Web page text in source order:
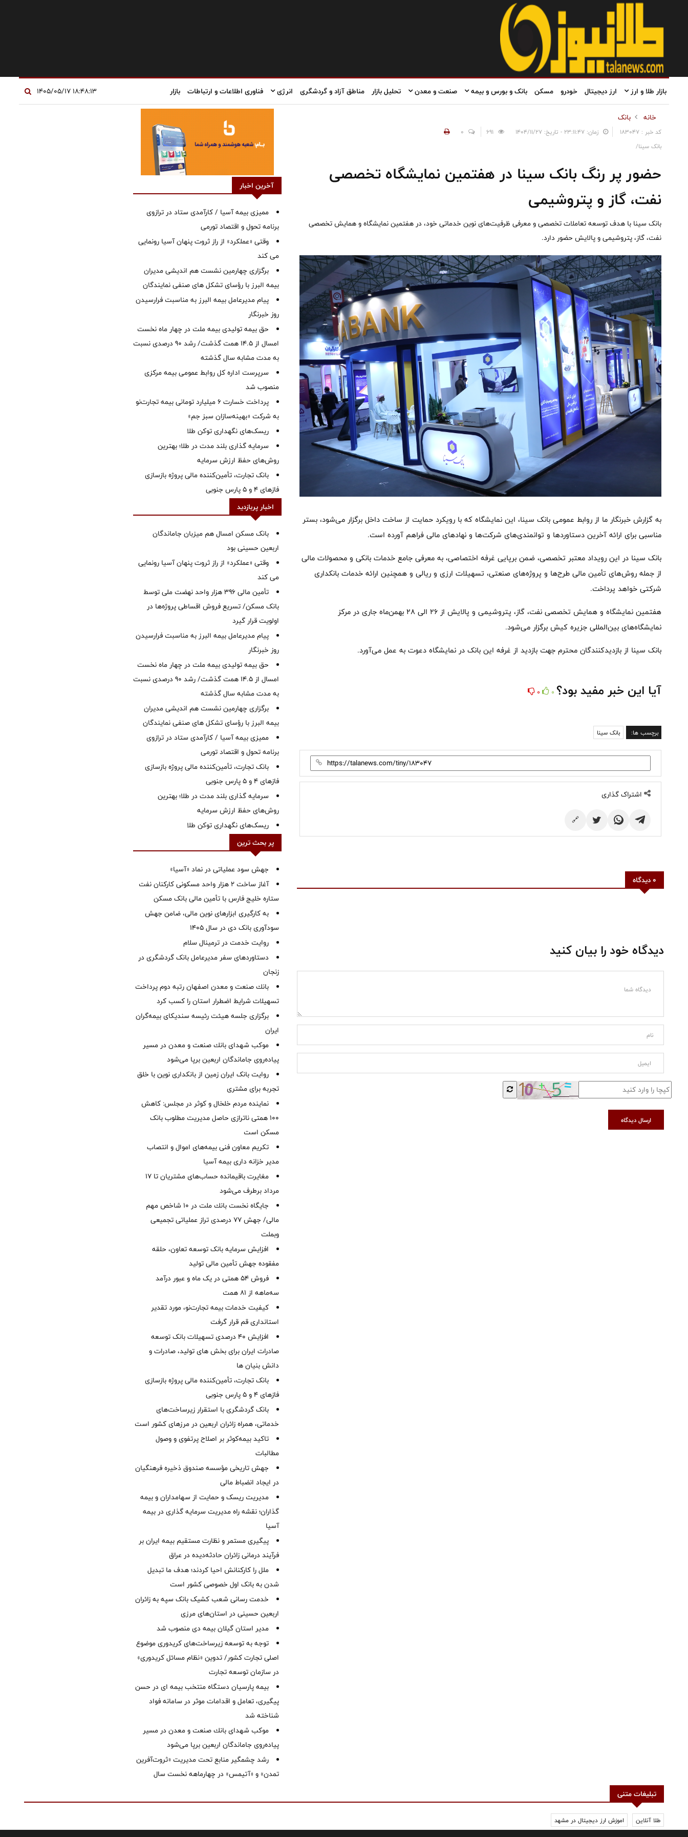
بازار طلا و ارز ارز دیجیتال خودرو مسکن بانک و بورس و بیمه صنعت و معدن تحلیل بازار مناطق آزاد و گردشگری انرژی فناوری اطلاعات و ارتباطات بازار
خانه بانک
کد خبر : 183047 زمان: ۲۳:۱۱:۴۷ - تاریخ: ۱۴۰۴/۱۱/۲۷
0
بانک سینا/
حضور پر رنگ بانک سینا در هفتمین نمایشگاه تخصصی
نفت، گاز و پتروشیمی
بانک سینا با هدف توسعه تعاملات تخصصی و معرفی ظرفیت‌های نوین خدماتی خود، در هفتمین نمایشگاه و همایش تخصصی
نفت، گاز، پتروشیمی و پالایش حضور دارد.
به گزارش خبرنگار ما از روابط عمومی بانک سینا، این نمایشگاه که با رویکرد حمایت از ساخت داخل برگزار می‌شود، بستر
مناسبی برای ارائه آخرین دستاوردها و توانمندی‌های شرکت‌ها و نهادهای مالی فراهم آورده است.
بانک سینا در این رویداد معتبر تخصصی، ضمن برپایی غرفه اختصاصی، به معرفی جامع خدمات بانکی و محصولات مالی
از جمله روش‌های تأمین مالی طرح‌ها و پروژه‌های صنعتی، تسهیلات ارزی و ریالی و همچنین ارائه خدمات بانکداری
شرکتی خواهد پرداخت.
هفتمین نمایشگاه و همایش تخصصی نفت، گاز، پتروشیمی و پالایش از ۲۶ الی ۲۸ بهمن‌ماه جاری در مرکز
نمایشگاه‌های بین‌المللی جزیره کیش برگزار می‌شود.
بانک سینا از بازدیدکنندگان محترم جهت بازدید از غرفه این بانک در نمایشگاه دعوت به عمل می‌آورد.
آیا این خبر مفید بود؟ 0
0
برچسب ها: بانک سینا
اشتراک گذاری
🔗
0 دیدگاه
دیدگاه خود را بیان کنید
ارسال دیدگاه
آخرین اخبار
ممیزی بیمه آسیا / کارآمدی ستاد در ترازوی
برنامه تحول و اقتصاد تورمی
وقتی «عملکرد» از راز ثروت پنهان آسیا رونمایی
می کند
برگزاری چهارمین نشست هم اندیشی مدیران
بیمه البرز با رؤسای تشکل های صنفی نمایندگان
پیام مدیرعامل بیمه البرز به مناسبت فرارسیدن
روز خبرنگار
حق بیمه تولیدی بیمه ملت در چهار ماه نخست
امسال از 14.5 همت گذشت/ رشد 90 درصدی نسبت
به مدت مشابه سال گذشته
سرپرست اداره كل روابط عمومی بیمه مركزی
منصوب شد
پرداخت خسارت ۶ میلیارد تومانی بیمه تجارت‌نو
به شرکت «بهینه‌سازان سبز جم»
ریسک‌های نگهداری توکن طلا
سرمایه گذاری بلند مدت در طلا؛ بهترین
روش‌های حفظ ارزش سرمایه
بانک تجارت، تأمین‌کننده مالی پروژه بازسازی
فازهای ۴ و ۵ پارس جنوبی
اخبار پربازدید
بانک مسکن امسال هم میزبان جاماندگان
اربعین حسینی بود
وقتی «عملکرد» از راز ثروت پنهان آسیا رونمایی
می کند
تأمین مالی ۳۹۶ هزار واحد نهضت ملی توسط
بانک مسکن/ تسریع فروش اقساطی پروژه‌ها در
اولویت قرار گیرد
پیام مدیرعامل بیمه البرز به مناسبت فرارسیدن
روز خبرنگار
حق بیمه تولیدی بیمه ملت در چهار ماه نخست
امسال از 14.5 همت گذشت/ رشد 90 درصدی نسبت
به مدت مشابه سال گذشته
برگزاری چهارمین نشست هم اندیشی مدیران
بیمه البرز با رؤسای تشکل های صنفی نمایندگان
ممیزی بیمه آسیا / کارآمدی ستاد در ترازوی
برنامه تحول و اقتصاد تورمی
بانک تجارت، تأمین‌کننده مالی پروژه بازسازی
فازهای ۴ و ۵ پارس جنوبی
سرمایه گذاری بلند مدت در طلا؛ بهترین
روش‌های حفظ ارزش سرمایه
ریسک‌های نگهداری توکن طلا
پر بحث ترین
جهش سود عملیاتی در نماد «آسیا»
آغاز ساخت ۲ هزار واحد مسکونی کارکنان نفت
ستاره خلیج فارس با تأمین مالی بانک مسکن
به کارگیری ابزارهای نوین مالی، ضامن جهش
سودآوری بانک دی در سال 1405
روایت خدمت در ترمینال سلام
دستاوردهای سفر مدیرعامل بانک گردشگری در
زنجان
بانك صنعت و معدن اصفهان رتبه دوم پرداخت
تسهیلات شرایط اضطرار استان را كسب كرد
برگزاری جلسه هیئت رئیسه سندیکای بیمه‌گران
ایران
موكب شهدای بانك صنعت و معدن در مسیر
پیاده‌روی جاماندگان اربعین برپا می‌شود
روایت بانک ایران زمین از بانکداری نوین با خلق
تجربه برای مشتری
نماینده مردم خلخال و کوثر در مجلس: کاهش
۱۰۰ همتی ناترازی حاصل مدیریت مطلوب بانک
مسکن است
تکریم معاون فنی بیمه‌های اموال و انتصاب
مدیر خزانه داری بیمه آسیا
مغایرت‌ باقیمانده حساب‌های مشتریان تا ۱۷
مرداد برطرف می‌شود
جایگاه نخست بانك ملت در 10 شاخص مهم
مالی/ جهش 77 درصدی تراز عملیاتی تجمیعی
وبملت
افزایش سرمایه بانک توسعه تعاون، حلقه
مفقوده جهش تأمین مالی تولید
فروش 54 همتی در یک ماه و عبور درآمد
سه‌ماهه از 81 همت
کیفیت خدمات بیمه تجارت‌نو، مورد تقدیر
استانداری قم قرار گرفت
افزایش 40 درصدی تسهیلات بانک توسعه
صادرات ایران برای بخش های تولید، صادرات و
دانش بنیان ها
بانک تجارت، تأمین‌کننده مالی پروژه بازسازی
فازهای ۴ و ۵ پارس جنوبی
بانک گردشگری با استقرار زیرساخت‌های
خدماتی، همراه زائران اربعین در مرزهای کشور است
تاکید بیمه‌کوثر بر اصلاح پرتفوی و وصول
مطالبات ‌
جهش تاریخی مؤسسه صندوق ذخیره فرهنگیان
در ایجاد انضباط مالی
مدیریت ریسک و حمایت از سهامداران و بیمه
گذاران؛ نقشه راه مدیریت سرمایه گذاری در بیمه
آسیا
پیگیری مستمر و نظارت مستقیم بیمه ایران بر
فرآیند درمانی زائران حادثه‌دیده در عراق
ملل را کارکنانش احیا کردند؛ هدف ما تبدیل
شدن به بانک اول خصوصی کشور است
خدمت رسانی شعب کشیک بانک سپه به زائران
اربعین حسینی در استان‌‌های مرزی
‌مدیر استان گیلان بیمه دی منصوب شد
توجه به توسعه زیرساخت‌های کریدوری موضوع
اصلی تجارت کشور/ تدوین «نظام مسائل کریدوری»
در سازمان توسعه تجارت
بیمه پارسیان دستگاه منتخب بیمه ای در حسن
پیگیری، تعامل و اقدامات موثر در سامانه فواد
شناخته شد
موكب شهدای بانك صنعت و معدن در مسیر
پیاده‌روی جاماندگان اربعین برپا می‌شود
رشد چشمگیر منابع تحت مدیریت «ثروت‌آفرین
تمدن» و «آتیمس» در چهارماهه نخست سال
تبلیغات متنی
طلا آنلاین اموزش ارز دیجیتال در مشهد